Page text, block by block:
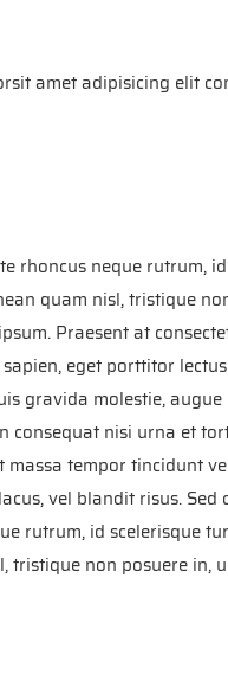
amet adipisicing elit
rhoncus neque rutrum,
quam nisl, tristique
Praesent at
eget porttitor
gravida molestie, augue
consequat nisi urna et
tempor tincidunt
vel blandit risus. Sed
rutrum, id scelerisque
tristique non posuere in,